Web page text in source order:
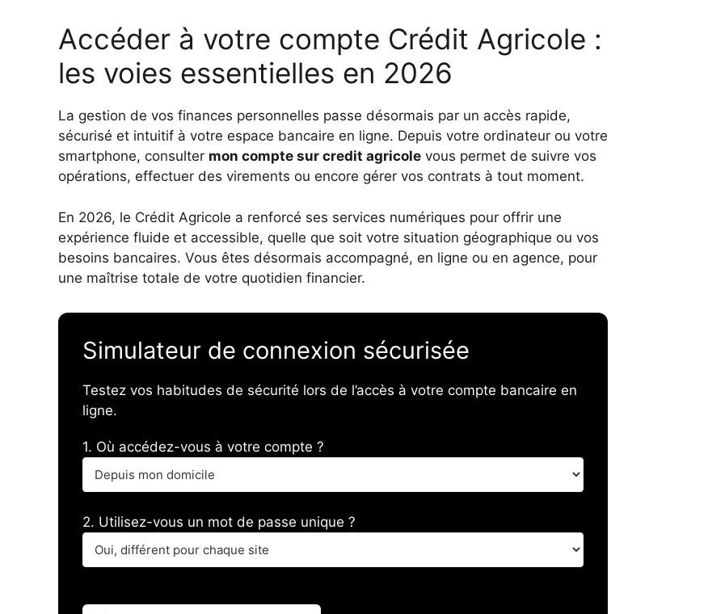
Accéder à votre compte Crédit Agricole :
les voies essentielles en 2026
La gestion de vos finances personnelles passe désormais par un accès rapide,
sécurisé et intuitif à votre espace bancaire en ligne. Depuis votre ordinateur ou votre
smartphone, consulter mon compte sur credit agricole vous permet de suivre vos
opérations, effectuer des virements ou encore gérer vos contrats à tout moment.
En 2026, le Crédit Agricole a renforcé ses services numériques pour offrir une
expérience fluide et accessible, quelle que soit votre situation géographique ou vos
besoins bancaires. Vous êtes désormais accompagné, en ligne ou en agence, pour
une maîtrise totale de votre quotidien financier.
Simulateur de connexion sécurisée
Testez vos habitudes de sécurité lors de l’accès à votre compte bancaire en
ligne.
1. Où accédez-vous à votre compte ?
2. Utilisez-vous un mot de passe unique ?